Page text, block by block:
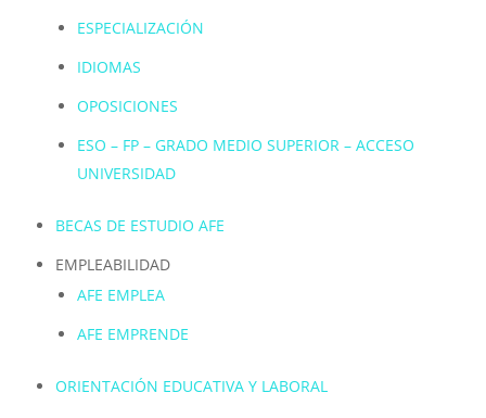
ESPECIALIZACIÓN
IDIOMAS
OPOSICIONES
ESO – FP – GRADO MEDIO SUPERIOR – ACCESO
UNIVERSIDAD
BECAS DE ESTUDIO AFE
EMPLEABILIDAD
AFE EMPLEA
AFE EMPRENDE
ORIENTACIÓN EDUCATIVA Y LABORAL